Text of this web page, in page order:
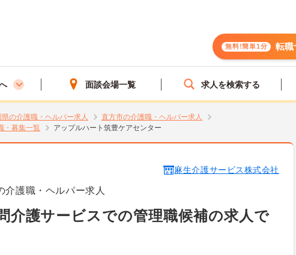
無料!簡単1分 転職
面談会場一覧 求人を検索する
県の介護職・ヘルパー求人
直方市の介護職・ヘルパー求人
・募集一覧
アップルハート筑豊ケアセンター
麻生介護サービス株式会社
介護職・ヘルパー求人
介護サービスでの管理職候補の求人で